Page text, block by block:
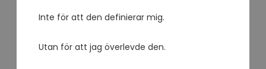
Inte för att den definierar mig.
Utan för att jag överlevde den.